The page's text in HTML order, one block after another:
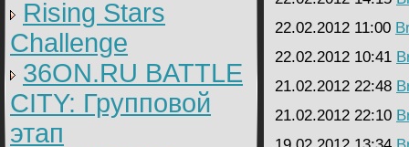
Rising Stars
Challenge
36ON.RU BATTLE
CITY: Групповой
этап
22.02.2012 11:00
22.02.2012 10:41
21.02.2012 22:48
21.02.2012 22:10